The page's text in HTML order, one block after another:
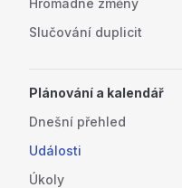
Hromadné změny
Slučování duplicit
Plánování a kalendář
Dnešní přehled
Události
Úkoly